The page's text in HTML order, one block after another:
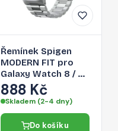
Řemínek Spigen
MODERN FIT pro
Galaxy Watch 8 / 9 /
Classic (40 / 44 / 46
mm) - stříbrný
888 Kč
Skladem (2-4 dny)
Do košíku